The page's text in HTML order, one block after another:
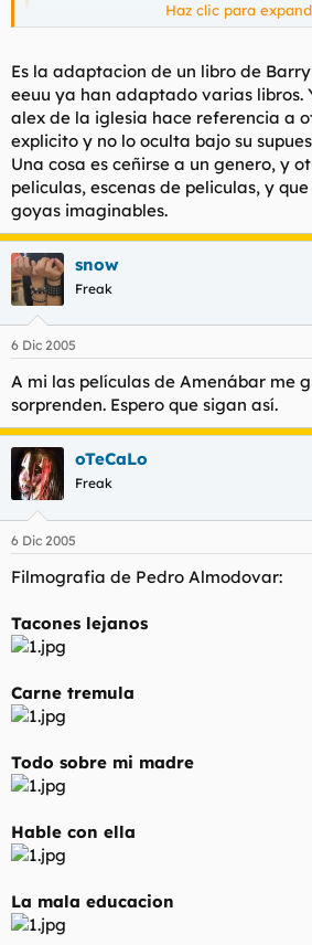
que tenemos, porque todas sus pelis
mil americanas y por eso luego se
taquilla.
Luego cuando hacemos cosas un
se caga. ejemplos:
Perdita durango
Y esa no es un refrito de mil pelis
Haz clic para
Es la adaptacion de un libro de
eeuu ya han adaptado varias libros.
alex de la iglesia hace referencia a
explicito y no lo oculta bajo su
Una cosa es ceñirse a un genero, y
peliculas, escenas de peliculas, y
goyas imaginables.
snow
Freak
6 Dic 2005
A mi las películas de Amenábar me
sorprenden. Espero que sigan así.
oTeCaLo
Freak
6 Dic 2005
Filmografia de Pedro Almodovar:
Tacones lejanos
Carne tremula
Todo sobre mi madre
Hable con ella
La mala educacion